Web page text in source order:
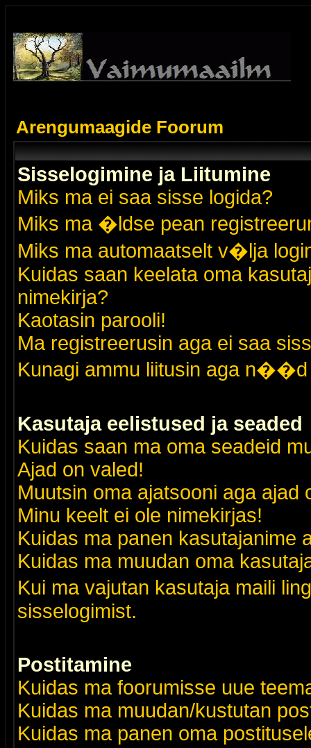
Arengumaagide Foorum
Sisselogimine ja Liitumine
Miks ma ei saa sisse logida?
Miks ma �ldse pean
Miks ma automaatselt v�lja
Kuidas saan keelata oma
nimekirja?
Kaotasin parooli!
Ma registreerusin aga ei saa
Kunagi ammu liitusin aga n��d
Kasutaja eelistused ja seaded
Kuidas saan ma oma seadeid
Ajad on valed!
Muutsin oma ajatsooni aga ajad
Minu keelt ei ole nimekirjas!
Kuidas ma panen kasutajanime
Kuidas ma muudan oma
Kui ma vajutan kasutaja maili
sisselogimist.
Postitamine
Kuidas ma foorumisse uue
Kuidas ma muudan/kustutan
Kuidas ma panen oma